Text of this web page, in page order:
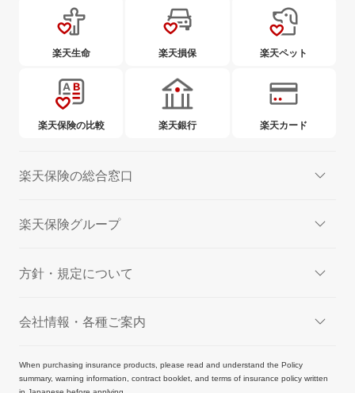
楽天生命 楽天損保 楽天ペット
楽天保険の比較 楽天銀行 楽天カード
楽天保険の総合窓口
楽天保険グループ
方針・規定について
会社情報・各種ご案内
When purchasing insurance products, please read and understand the Policy
summary, warning information, contract booklet, and terms of insurance policy written